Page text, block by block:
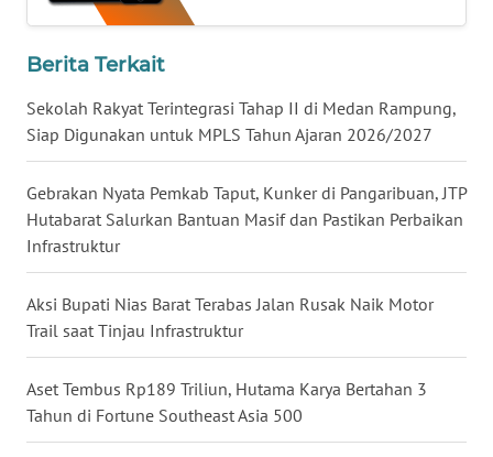
Berita Terkait
Sekolah Rakyat Terintegrasi Tahap II di Medan Rampung,
Siap Digunakan untuk MPLS Tahun Ajaran 2026/2027
Gebrakan Nyata Pemkab Taput, Kunker di Pangaribuan, JTP
Hutabarat Salurkan Bantuan Masif dan Pastikan Perbaikan
Infrastruktur
Aksi Bupati Nias Barat Terabas Jalan Rusak Naik Motor
Trail saat Tinjau Infrastruktur
Aset Tembus Rp189 Triliun, Hutama Karya Bertahan 3
Tahun di Fortune Southeast Asia 500
WN
WN
KALSEL
WN
KALTIM
WN